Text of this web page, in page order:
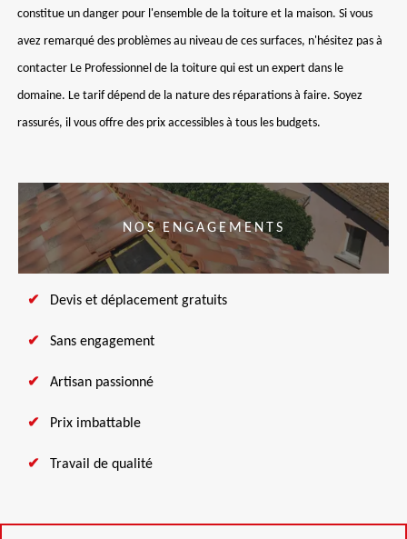
constitue un danger pour l'ensemble de la toiture et la maison. Si vous
avez remarqué des problèmes au niveau de ces surfaces, n'hésitez pas à
contacter Le Professionnel de la toiture qui est un expert dans le
domaine. Le tarif dépend de la nature des réparations à faire. Soyez
rassurés, il vous offre des prix accessibles à tous les budgets.
NOS ENGAGEMENTS
Devis et déplacement gratuits
Sans engagement
Artisan passionné
Prix imbattable
Travail de qualité